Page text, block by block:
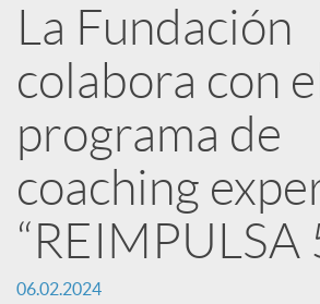
u
b
l
La Fundación
colabora con el
programa de
coaching
“REIMPULSA
06.02.2024